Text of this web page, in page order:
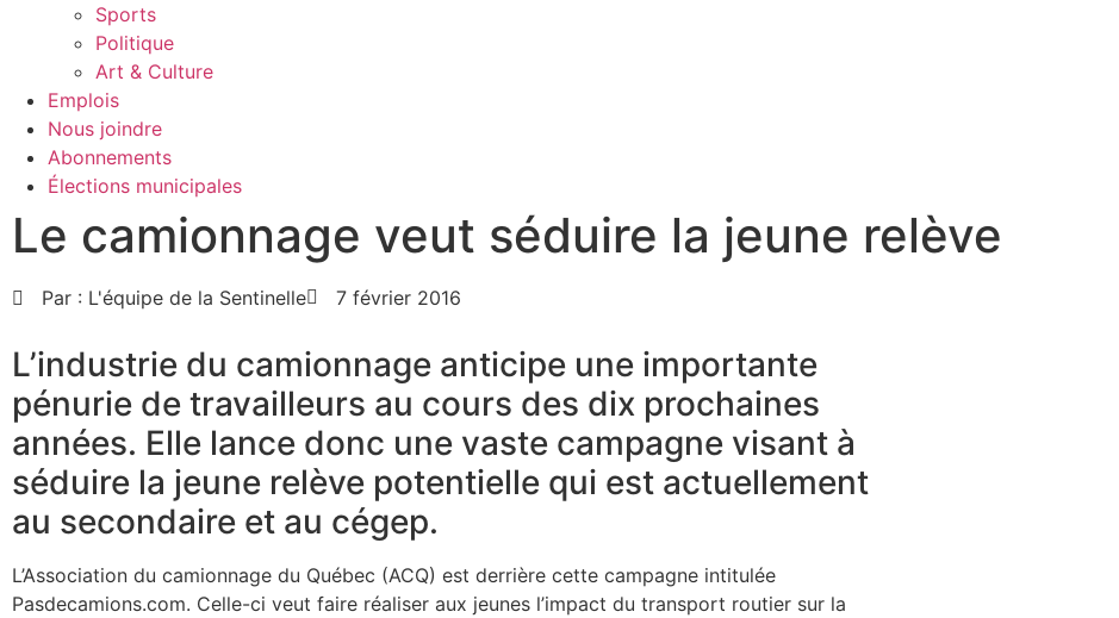
Sports
Politique
Art & Culture
Emplois
Nous joindre
Abonnements
Élections municipales
Le camionnage veut séduire la jeune relève
Par : L'équipe de la Sentinelle 7 février 2016
L’industrie du camionnage anticipe une importante
pénurie de travailleurs au cours des dix prochaines
années. Elle lance donc une vaste campagne visant à
séduire la jeune relève potentielle qui est actuellement
au secondaire et au cégep.
L’Association du camionnage du Québec (ACQ) est derrière cette campagne intitulée
Pasdecamions.com. Celle-ci veut faire réaliser aux jeunes l’impact du transport routier sur la